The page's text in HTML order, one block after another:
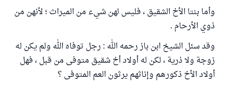
وأما بنتا الأخ الشقيق ، فليس لهن شيء من الميراث ؛ لأنهن من
ذوي الأرحام .
وقد سئل الشيخ ابن باز رحمه الله : رجل توفاه الله ولم يكن له
زوجة ولا ذرية ، لكن له أولاد أخ شقيق متوفى من قبل ، فهل
أولاد الأخ ذكورهم وإناثهم يرثون العم المتوفى ؟